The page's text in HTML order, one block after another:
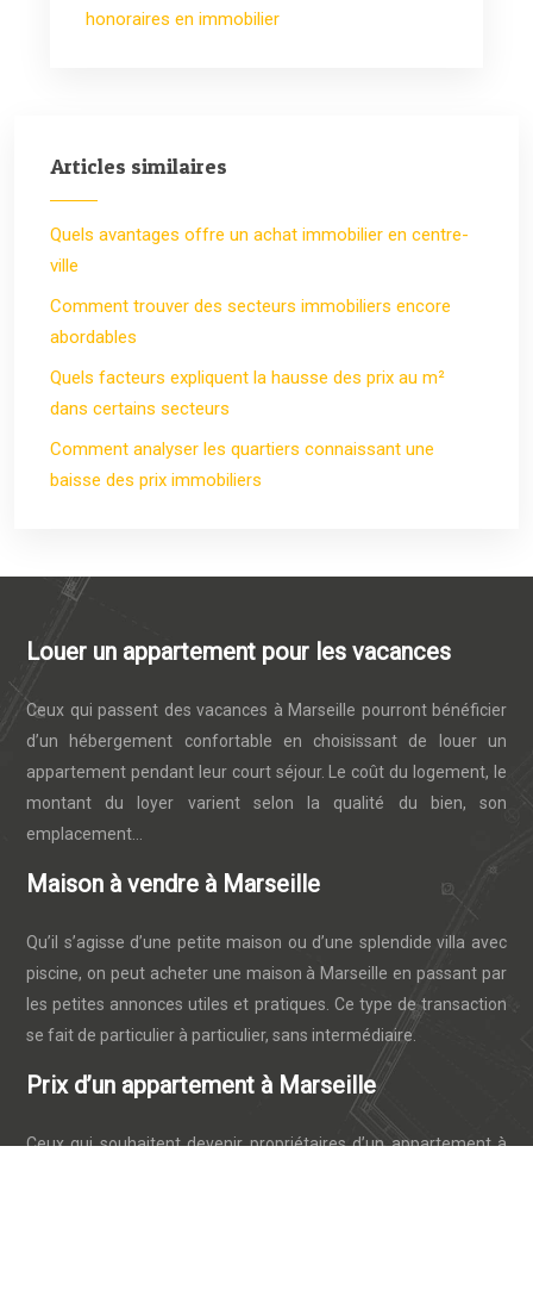
honoraires en immobilier
Articles similaires
Quels avantages offre un achat immobilier en centre-
ville
Comment trouver des secteurs immobiliers encore
abordables
Quels facteurs expliquent la hausse des prix au m²
dans certains secteurs
Comment analyser les quartiers connaissant une
baisse des prix immobiliers
Louer un appartement pour les vacances
Ceux qui passent des vacances à Marseille pourront bénéficier
d’un hébergement confortable en choisissant de louer un
appartement pendant leur court séjour. Le coût du logement, le
montant du loyer varient selon la qualité du bien, son
emplacement…
Maison à vendre à Marseille
Qu’il s’agisse d’une petite maison ou d’une splendide villa avec
piscine, on peut acheter une maison à Marseille en passant par
les petites annonces utiles et pratiques. Ce type de transaction
se fait de particulier à particulier, sans intermédiaire.
Prix d’un appartement à Marseille
Ceux qui souhaitent devenir propriétaires d’un appartement à